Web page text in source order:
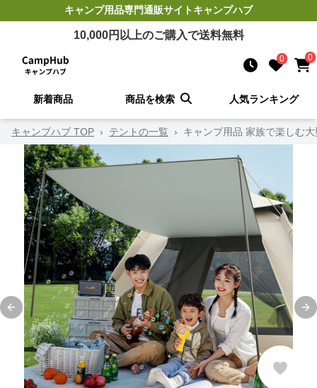
キャンプ用品専門通販サイトキャンプハブ
10,000円以上のご購入で送料無料
0 0
新着商品 商品を検索 人気ランキング
キャンプハブ TOP › テントの一覧 › キャンプ用品 家族で楽しむ
Previous slide